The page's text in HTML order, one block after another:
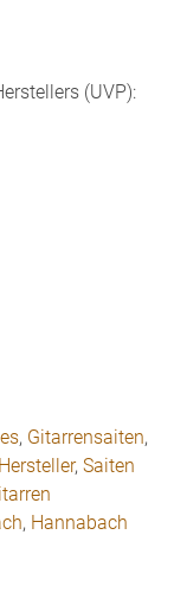
(UVP):
, Gitarrensaiten,
,Saiten
, Hannabach